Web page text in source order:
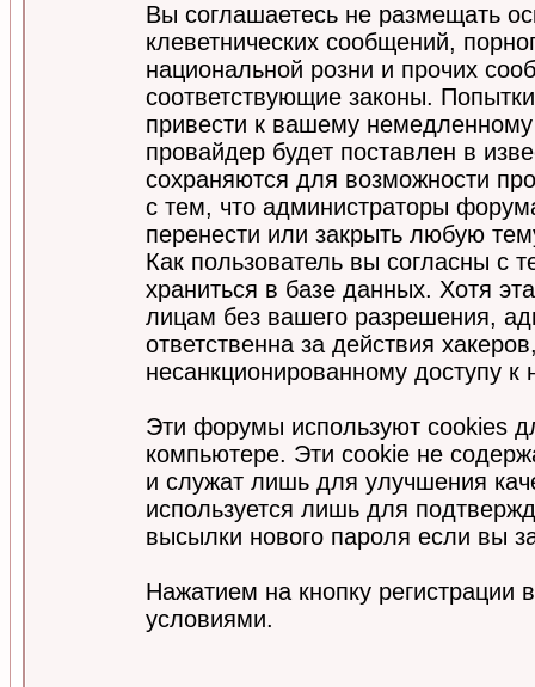
Вы соглашаетесь не размещать
клеветнических сообщений,
национальной розни и прочих
соответствующие законы.
привести к вашему
провайдер будет поставлен в
сохраняются для возможности
с тем, что администраторы
перенести или закрыть любую
Как пользователь вы согласны с
храниться в базе данных. Хотя
лицам без вашего разрешения,
ответственна за действия
несанкционированному доступу к
Эти форумы используют cookies
компьютере. Эти cookie не
и служат лишь для улучшения
используется лишь для
высылки нового пароля если вы
Нажатием на кнопку регистрации
условиями.